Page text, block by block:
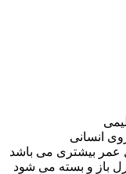
انسانی
عمر بیشتری می باشد
باز و بسته می شود